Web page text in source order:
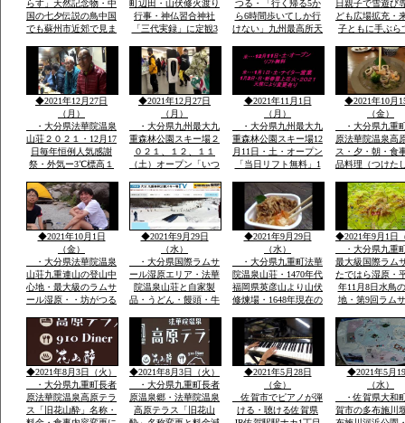
らす」天然記念物・中
国の七夕伝説の鳥中国
でも蘇州市近郊で見ま
鳴くきます・・・黒い
カラス・九州の自宅庭
に遊びに来ています
町辺田・山伏修火渡り
行事・神仏習合神社
「三代実録」に定観3
坊一大霊場有・龍造寺
氏・鍋島氏の保護・祈
年祭かけ参リ
つる・「行く帰る5か
ら6時間歩いてしか行
けない」九州最高所天
の冬１月ー３。ｃ
日親子で雪遊び
ども広場拡充・
子ともに手ぶら
アサイズ用
◆2021年12月27日
（月）
・大分県法華院温泉
山荘２０２１・12月17
日毎年恒例人気感謝
祭・外気ー3℃標高１
全国から50数名山荘で
年忘れ爆笑感謝祭
◆2021年12月27日
（月）
・大分県九州最大九
重森林公園スキー場２
０２１、１２、１１
（土）オープン「いつ
「大人も子供も体一つ
で来場OK一流メーカ
ーレンタルウェア４０
００セツト用意」
◆2021年11月1日
（月）
・大分県九州最大九
重森林公園スキー場12
月11日・土・オープン
「当日リフト無料」1
営業手ぶらでOKレン
タルウェア全サイズ用
意
◆2021年10月
（金）
・大分県九重
原法華院温泉高
ス・夕・朝・食
品料理（つけた
DINER（九重
ー）品数豊富宿
で1万円前後予
ダイナープライ
企業様合宿・研
◆2021年10月1日
（金）
・大分県法華院温泉
山荘九重連山の登山中
心地・最大級のラムサ
ール湿原・・坊がつる
山者に山をインタビュ
ウ
◆2021年9月29日
（水）
・大分県国際ラムサ
ール湿原エリア・法華
院温泉山荘と自家製
品・うどん・饅頭・牛
類・オリジナル専用お
土産・すべて一味違
う・天然温泉とお酒・
国際ラムサール湿原坊
がつるでテン泊・畳に
◆2021年9月29日
（水）
・大分県九重町法華
院温泉山荘・1470年代
福岡県英彦山より山伏
修煉場・1648年現在の
音・不動明王・毘沙門
天・江戸時代武田藩の
祈願所・明治15年本
坊・支所は消失24代弘
蔵孟夫が山宿
◆2021年9月1日
・大分県九重
最大級国際ラム
たではら湿原・
年11月8日水鳥
地・第9回ラム
内最大級標高１
から１２００ｍ
の野焼・地元ボ
アで環境維
◆2021年8月3日（火）
・大分県九重町長者
原法華院温泉高原テラ
ス「旧花山酔」名称・
◆2021年8月3日（火）
・大分県九重町長者
原温泉郷・法華院温泉
高原テラス「旧花山
◆2021年5月28日
（金）
佐賀市でピアノが弾
ける・聴ける佐賀県
◆2021年5月
（水）
・佐賀県大和
賀市の多布施川